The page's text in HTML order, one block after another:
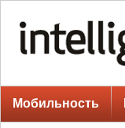
Мобильность